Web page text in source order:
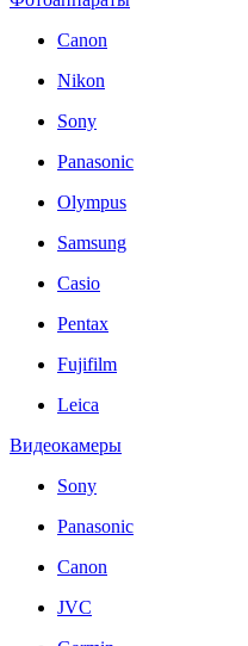
Canon
Nikon
Sony
Panasonic
Olympus
Samsung
Casio
Pentax
Fujifilm
Leica
Видеокамеры
Sony
Panasonic
Canon
JVC